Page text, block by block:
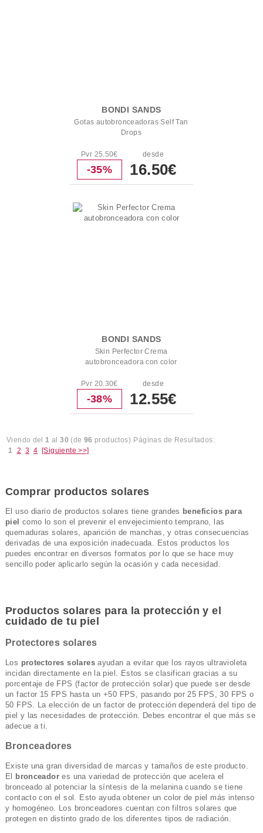
BONDI SANDS
Gotas autobronceadoras Self Tan
Drops
Pvr 25.50€
-35%
desde
16.50€
BONDI SANDS
Skin Perfector Crema
autobronceadora con color
Pvr 20.30€
-38%
desde
12.55€
Viendo del1 al30 (de 96 productos) Páginas de Resultados:
1 2 3 4 [Siguiente >>]
Comprar productos solares
El uso diario de productos solares tiene grandes beneficios para
piel como lo son el prevenir el envejecimiento temprano, las
quemaduras solares, aparición de manchas, y otras consecuencias
derivadas de una exposición inadecuada. Estos productos los
puedes encontrar en diversos formatos por lo que se hace muy
sencillo poder aplicarlo según la ocasión y cada necesidad.
Productos solares para la protección y el
cuidado de tu piel
Protectores solares
Los protectores solaresayudan a evitar que los rayos ultravioleta
incidan directamente en la piel. Estos se clasifican gracias a su
porcentaje de FPS (factor de protección solar) que puede ser desde
un factor 15 FPS hasta un +50 FPS, pasando por 25 FPS, 30 FPS o
50 FPS. La elección de un factor de protección dependerá del tipo de
piel y las necesidades de protección. Debes encontrar el que más se
adecue a ti.
Bronceadores
Existe una gran diversidad de marcas y tamaños de este producto.
El
bronceadores una variedad de protección que acelera el
bronceado al potenciar la síntesis de la melanina cuando se tiene
contacto con el sol. Esto ayuda obtener un color de piel más intenso
y homogéneo. Los bronceadores cuentan con filtros solares que
protegen en distinto grado de los diferentes tipos de radiación.